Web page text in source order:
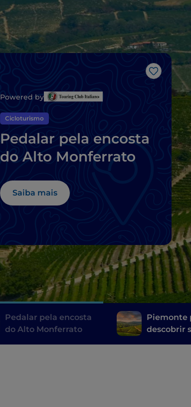
Gosto
Powered by
Cicloturismo
Pedalar pela encosta
do Alto Monferrato
Saiba mais
Pedalar pela encosta
do Alto Monferrato
Piemonte
descobrir